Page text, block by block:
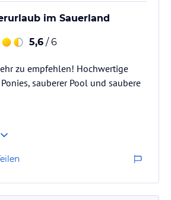
im Sauerland
5,6 / 6
zu empfehlen! Hochwertige
sauberer Pool und saubere
wieder.